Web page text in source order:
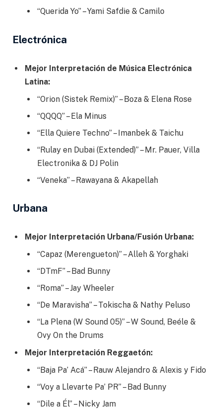
“Querida Yo” – Yami Safdie & Camilo
Electrónica
Mejor Interpretación de Música Electrónica
Latina:
“Orion (Sistek Remix)” – Boza & Elena Rose
“QQQQ” – Ela Minus
“Ella Quiere Techno” – Imanbek & Taichu
“Rulay en Dubai (Extended)” – Mr. Pauer, Villa
Electronika & DJ Polin
“Veneka” – Rawayana & Akapellah
Urbana
Mejor Interpretación Urbana/Fusión Urbana:
“Capaz (Merengueton)” – Alleh & Yorghaki
“DTmF” – Bad Bunny
“Roma” – Jay Wheeler
“De Maravisha” – Tokischa & Nathy Peluso
“La Plena (W Sound 05)” – W Sound, Beéle &
Ovy On the Drums
Mejor Interpretación Reggaetón:
“Baja Pa’ Acá” – Rauw Alejandro & Alexis y Fido
“Voy a Llevarte Pa’ PR” – Bad Bunny
“Dile a Él” – Nicky Jam